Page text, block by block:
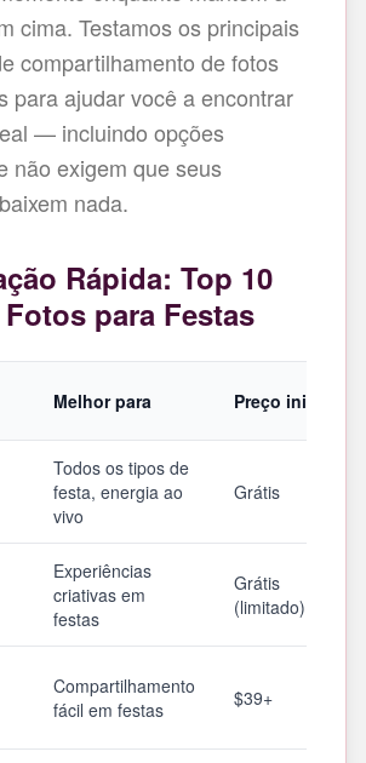
cima. Testamos os principais
compartilhamento de fotos
para ajudar você a encontrar
— incluindo opções
não exigem que seus
nada.
Rápida: Top 10
para Festas
Melhor para Preço inicial
Todos os tipos de
festa, energia ao
vivo
Grátis
Experiências
criativas em
festas
Grátis
(limitado)
Compartilhamento
fácil em festas
$39+